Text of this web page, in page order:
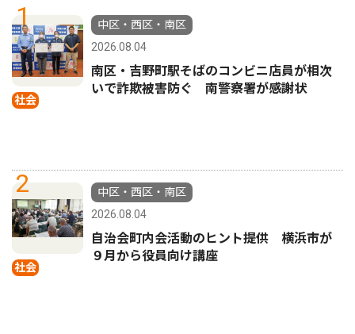
1
社会
中区・西区・南区
2026.08.04
南区・吉野町駅そばのコンビニ店員が相次
いで詐欺被害防ぐ 南警察署が感謝状
2
社会
中区・西区・南区
2026.08.04
自治会町内会活動のヒント提供 横浜市が
９月から役員向け講座